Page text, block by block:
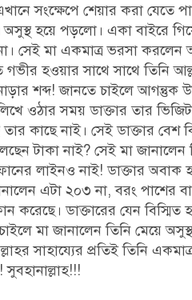
সংক্ষেপে শেয়ার করা যেতে
হয়ে পড়লো। একা বাইরে
সেই মা একমাত্র ভরসা করলেন
গভীর হওয়ার সাথে সাথে তিনি
শব্দ! জানতে চাইলে আগন্তুক
ওঠার সময় ডাক্তার তার
কাছে নাই। সেই ডাক্তার
টাকা নাই? সেই মা
লাইনও নাই! ডাক্তার অবাক
এটা ২০৩ না, বরং পাশের
করেছে। ডাক্তারের যেন বিস্মিত
মা জানালেন তিনি মেয়ে
সাহায্যের প্রতিই তিনি